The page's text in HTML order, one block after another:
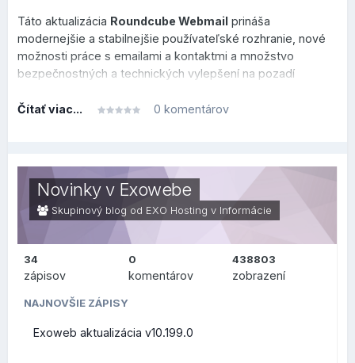
Táto aktualizácia Roundcube Webmail prináša
modernejšie a stabilnejšie používateľské rozhranie, nové
možnosti práce s emailami a kontaktmi a množstvo
bezpečnostných a technických vylepšení na pozadí
oblasti IT), v druhej sekcii je prehľad, čo sa zmenilo na
bežnej používateľskej úrovni.
ZMENY PRE
POUŽÍVATEĽOV (FRONT-
END)
Čítať viac... 0 komentárov
Novinky v Exowebe
Skupinový blog od EXO Hosting v Informácie
34
zápisov
0
komentárov
438803
zobrazení
NAJNOVŠIE ZÁPISY
Exoweb aktualizácia v10.199.0